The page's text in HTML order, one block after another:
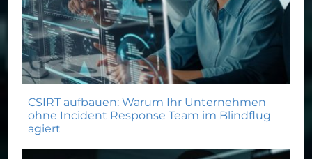
CSIRT aufbauen: Warum Ihr Unternehmen
ohne Incident Response Team im Blindflug
agiert